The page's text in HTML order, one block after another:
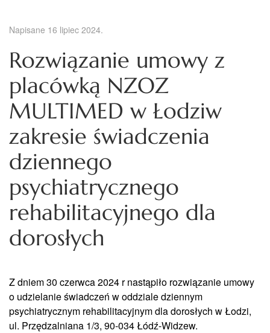
Napisane 16 lipiec 2024.
Rozwiązanie umowy z
placówką NZOZ
MULTIMED w Łodziw
zakresie świadczenia
dziennego
psychiatrycznego
rehabilitacyjnego dla
dorosłych
Z dniem 30 czerwca 2024 r nastąpiło rozwiązanie umowy
o udzielanie świadczeń w oddziale dziennym
psychiatrycznym rehabilitacyjnym dla dorosłych w Łodzi,
ul. Przędzalniana 1/3, 90-034 Łódź-Widzew.